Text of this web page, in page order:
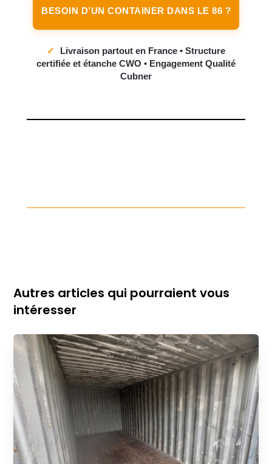
BESOIN D’UN CONTAINER DANS LE 86 ?
✓
Livraison partout en France • Structure
certifiée et étanche CWO • Engagement Qualité
Cubner
Autres articles qui pourraient vous
intéresser